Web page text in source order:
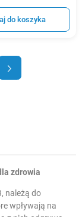
do koszyka
zdrowia
należą do
wpływają na